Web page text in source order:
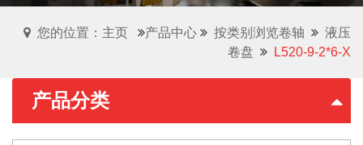
您的位置：主页 产品中心 按类别浏览卷轴
液压
卷盘
L520-9-2*6-X
产品分类